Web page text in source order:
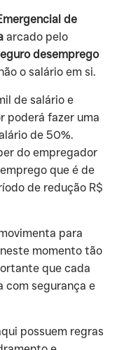
de
arcado pelo
desemprego
o salário em si.
de salário e
poderá fazer uma
de 50%.
do empregador
que é de
de redução R$
para
momento tão
que cada
com segurança e
possuem regras